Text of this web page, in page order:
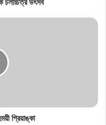
প্রিয়াঙ্কা